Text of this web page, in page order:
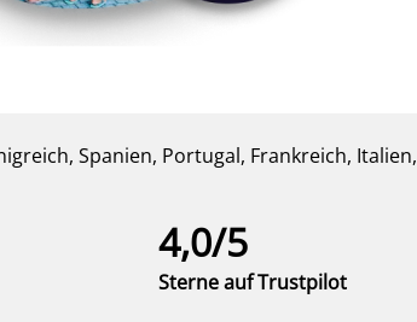
Spanien, Portugal, Frankreich,
4,0/5
Sterne auf Trustpilot